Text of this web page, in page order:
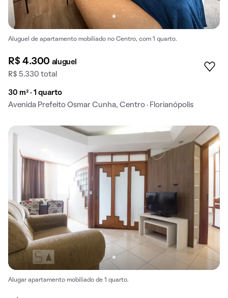
Aluguel de apartamento mobiliado no Centro, com 1 quarto.
R$ 4.300 aluguel
R$ 5.330 total
30 m² · 1 quarto
Avenida Prefeito Osmar Cunha, Centro · Florianópolis
Alugar apartamento mobiliado de 1 quarto.